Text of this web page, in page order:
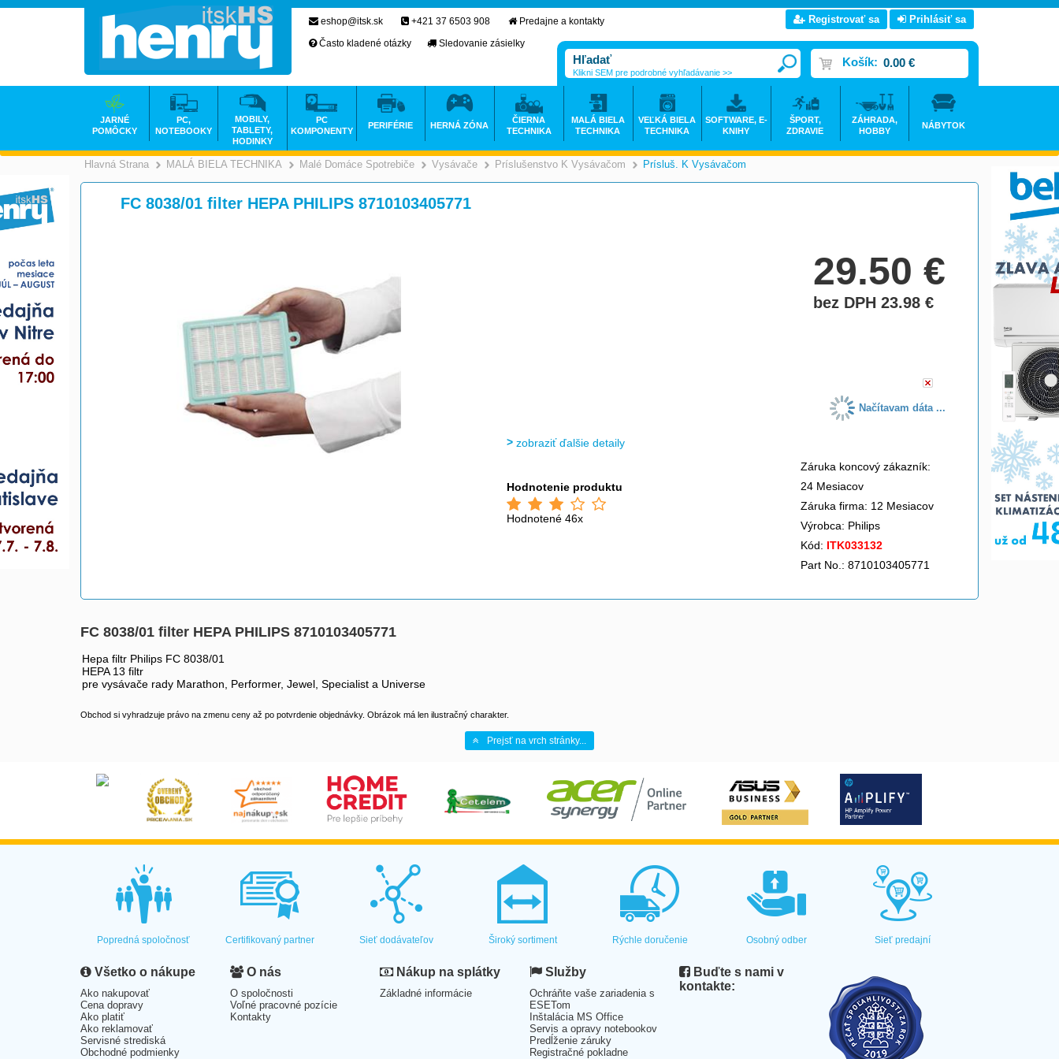
Hlavná Strana >
MALÁ BIELA TECHNIKA >
Malé Domáce Spotrebiče >
Vysávače Príslušenstvo K Vysávačom Prísluš. K Vysávačom
FC 8038/01 filter HEPA PHILIPS 8710103405771
29.50€
bez DPH 23.98€
Načítavam dáta ...
zobraziť ďalšie detaily
Hodnotenie produktu
Hodnotené 46x
Záruka koncový zákazník:
24 Mesiacov
Záruka firma: 12 Mesiacov
Výrobca: Philips
Kód: ITK033132
Part No.: 8710103405771
FC 8038/01 filter HEPA PHILIPS 8710103405771
Hepa filtr Philips FC 8038/01
HEPA 13 filtr
pre vysávače rady Marathon, Performer, Jewel, Specialist a Universe
Obchod si vyhradzuje právo na zmenu ceny až po potvrdenie objednávky. Obrázok má len ilustračný charakter.
Prejsť na vrch stránky...
eshop@itsk.sk +421 37 6503 908
Predajne a kontakty
Často kladené otázky
Sledovanie zásielky
Registrovať sa Prihlásiť sa
Košík: 0.00 €
Klikni SEM pre podrobné vyhľadávanie >>
JARNÉ
POMÔCKY
PC,
NOTEBOOKY
MOBILY,
TABLETY,
HODINKY
PC
KOMPONENTY
PERIFÉRIE HERNÁ ZÓNA
ČIERNA
TECHNIKA
MALÁ BIELA
TECHNIKA
VEĽKÁ BIELA
TECHNIKA
SOFTWARE, E-
KNIHY
ŠPORT,
ZDRAVIE
ZÁHRADA,
HOBBY
NÁBYTOK
Popredná spoločnosť Certifikovaný partner Sieť dodávateľov Široký sortiment Rýchle doručenie Osobný odber Sieť predajní
Všetko o nákupe
Ako nakupovať
Cena dopravy
Ako platiť
Ako reklamovať
Servisné strediská
Obchodné podmienky
O nás
O spoločnosti
Voľné pracovné pozície
Kontakty
Nákup na splátky
Základné informácie
Služby
Ochráňte vaše zariadenia s
ESETom
Inštalácia MS Office
Servis a opravy notebookov
Predĺženie záruky
Registračné pokladne
Buďte s nami v
kontakte: